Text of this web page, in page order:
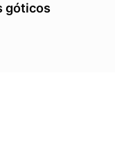
góticos